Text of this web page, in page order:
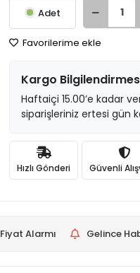
Adet
Favorilerime ekle
Kargo
Haftaiçi 15.00’e kadar
siparişleriniz ertesi gün
Hızlı Gönderi Güvenli
Fiyat Alarmı Gelince